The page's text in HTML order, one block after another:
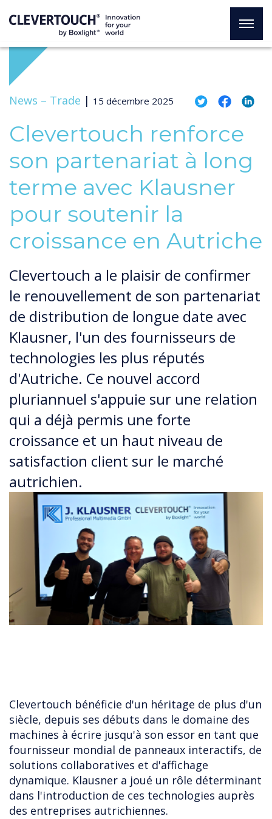
News – Trade | 15 décembre 2025
Clevertouch renforce
son partenariat à long
terme avec Klausner
pour soutenir la
croissance en Autriche
Clevertouch a le plaisir de confirmer
le renouvellement de son partenariat
de distribution de longue date avec
Klausner, l'un des fournisseurs de
technologies les plus réputés
d'Autriche. Ce nouvel accord
pluriannuel s'appuie sur une relation
qui a déjà permis une forte
croissance et un haut niveau de
satisfaction client sur le marché
autrichien.
Clevertouch bénéficie d'un héritage de plus d'un
siècle, depuis ses débuts dans le domaine des
machines à écrire jusqu'à son essor en tant que
fournisseur mondial de panneaux interactifs, de
solutions collaboratives et d'affichage
dynamique. Klausner a joué un rôle déterminant
dans l'introduction de ces technologies auprès
des entreprises autrichiennes.